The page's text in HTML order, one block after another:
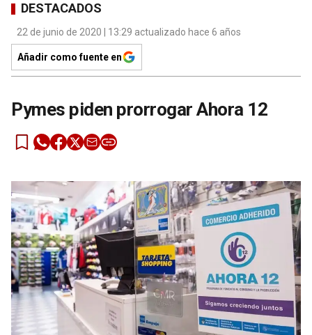
DESTACADOS
22 de junio de 2020 | 13:29 actualizado hace 6 años
Añadir como fuente en
Pymes piden prorrogar Ahora 12